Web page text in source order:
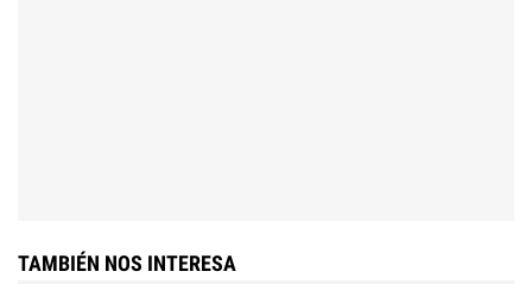
TAMBIÉN NOS INTERESA